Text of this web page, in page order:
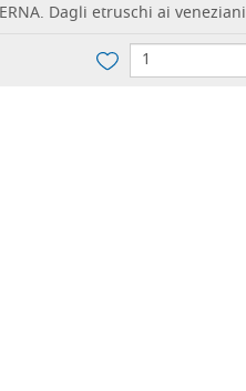
Dagli etruschi ai veneziani